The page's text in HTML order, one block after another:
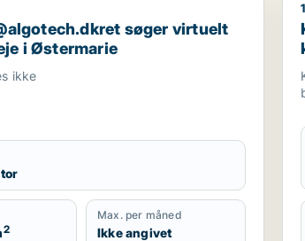
undervisningslokale,
søger virtuelt kontor til leje i
søger virtuelt
i Østermarie
ikke
2
Max. per måned
Ikke angivet